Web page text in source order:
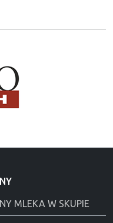
MLEKA W SKUPIE